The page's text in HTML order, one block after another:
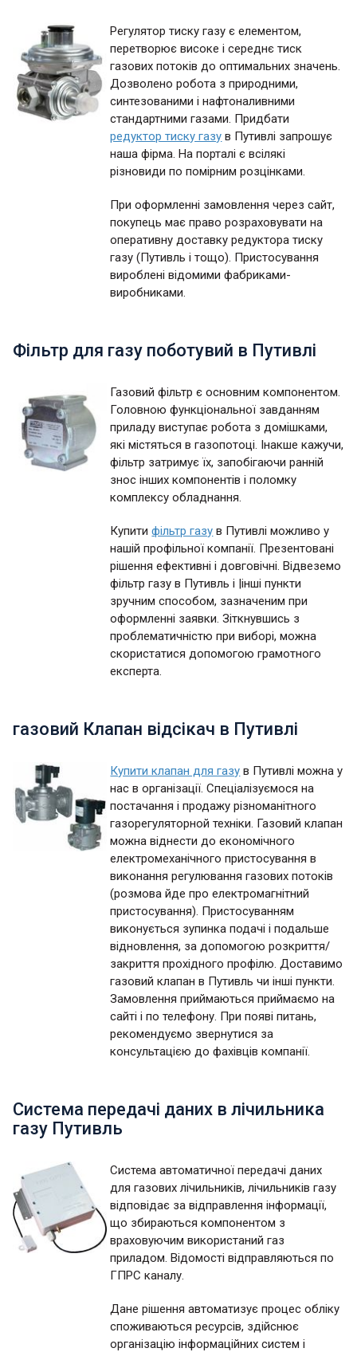
Регулятор тиску газу є елементом,
перетворює високе і середнє тиск
газових потоків до оптимальних значень.
Дозволено робота з природними,
синтезованими і нафтоналивними
стандартними газами. Придбати
редуктор тиску газу в Путивлі запрошує
наша фірма. На порталі є всілякі
різновиди по помірним розцінками.
При оформленні замовлення через сайт,
покупець має право розраховувати на
оперативну доставку редуктора тиску
газу (Путивль і тощо). Пристосування
вироблені відомими фабриками-
виробниками.
Фільтр для газу поботувий в Путивлі
Газовий фільтр є основним компонентом.
Головною функціональної завданням
приладу виступає робота з домішками,
які містяться в газопотоці. Інакше кажучи,
фільтр затримує їх, запобігаючи ранній
знос інших компонентів і поломку
комплексу обладнання.
Купитифільтр газу в Путивлі можливо у
нашій профільної компанії. Презентовані
рішення ефективні і довговічні. Відвеземо
фільтр газу в Путивль і |інші пункти
зручним способом, зазначеним при
оформленні заявки. Зіткнувшись з
проблематичністю при виборі, можна
скористатися допомогою грамотного
експерта.
газовий Клапан відсікач в Путивлі
Купити клапан для газу в Путивлі можна у
нас в організації. Спеціалізуємося на
постачання і продажу різноманітного
газорегуляторной техніки. Газовий клапан
можна віднести до економічного
електромеханічного пристосування в
виконання регулювання газових потоків
(розмова йде про електромагнітний
пристосування). Пристосуванням
виконується зупинка подачі і подальше
відновлення, за допомогою розкриття/
закриття прохідного профілю. Доставимо
газовий клапан в Путивль чи інші пункти.
Замовлення приймаються приймаємо на
сайті і по телефону. При появі питань,
рекомендуємо звернутися за
консультацією до фахівців компанії.
Система передачі даних в лічильника
газу Путивль
Система автоматичної передачі даних
для газових лічильників, лічильників газу
відповідає за відправлення інформації,
що збираються компонентом з
враховуючим використаний газ
приладом. Відомості відправляються по
ГПРС каналу.
Дане рішення автоматизує процес обліку
споживаються ресурсів, здійснює
організацію інформаційних систем і